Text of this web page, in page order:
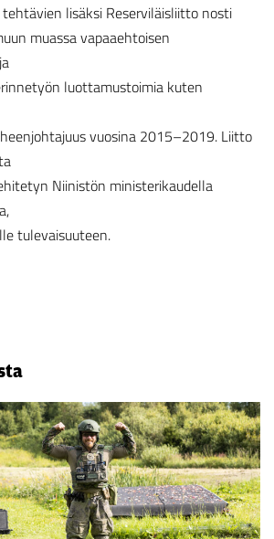
lisäksi Reserviläisliitto nosti
muassa vapaaehtoisen
luottamustoimia kuten
vuosina 2015–2019. Liitto
Niinistön ministerikaudella
tulevaisuuteen.